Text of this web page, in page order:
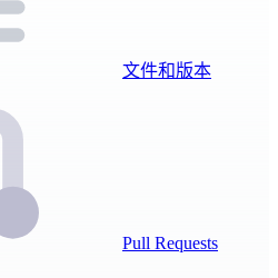
文件和版本
Pull Requests